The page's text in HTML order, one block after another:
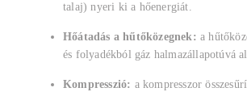
talaj) nyeri ki a hőenergiát.
Hőátadás a hűtőközegnek: a
és folyadékból gáz halmazállapotúvá
Kompresszió: a kompresszor